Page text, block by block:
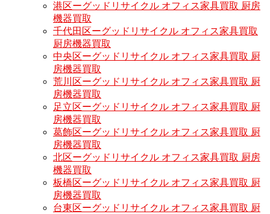
港区ーグッドリサイクル オフィス家具買取 厨房
機器買取
千代田区ーグッドリサイクル オフィス家具買取
厨房機器買取
中央区ーグッドリサイクル オフィス家具買取 厨
房機器買取
荒川区ーグッドリサイクル オフィス家具買取 厨
房機器買取
足立区ーグッドリサイクル オフィス家具買取 厨
房機器買取
葛飾区ーグッドリサイクル オフィス家具買取 厨
房機器買取
北区ーグッドリサイクル オフィス家具買取 厨房
機器買取
板橋区ーグッドリサイクル オフィス家具買取 厨
房機器買取
台東区ーグッドリサイクル オフィス家具買取 厨